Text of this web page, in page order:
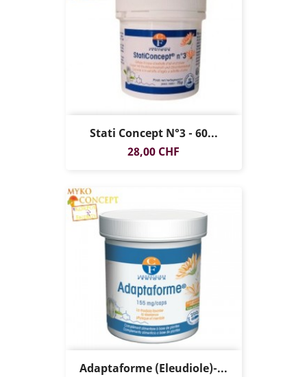
Stati Concept N°3 - 60...
Prix
28,00 CHF
Adaptaforme (eleudiole)-...